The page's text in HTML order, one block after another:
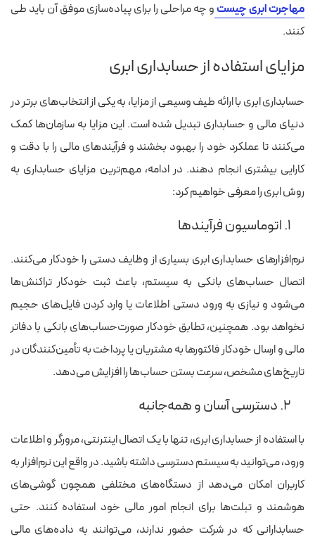
مهاجرت ابری چیستو چه مراحلی را برای پیاده‌سازی موفق آن باید طی
کنند.
مزایای استفاده از حسابداری ابری
حسابداری ابری با ارائه طیف وسیعی از مزایا، به یکی از انتخاب‌های برتر در
دنیای مالی و حسابداری تبدیل شده است. این مزایا به سازمان‌ها کمک
می‌کنند تا عملکرد خود را بهبود بخشند و فرآیندهای مالی را با دقت و
کارایی بیشتری انجام دهند. در ادامه، مهم‌ترین مزایای حسابداری به
روش ابری را معرفی خواهیم کرد:
۱. اتوماسیون فرآیندها
نرم‌افزارهای حسابداری ابری بسیاری از وظایف دستی را خودکار می‌کنند.
اتصال حساب‌های بانکی به سیستم، باعث ثبت خودکار تراکنش‌ها
می‌شود و نیازی به ورود دستی اطلاعات یا وارد کردن فایل‌های حجیم
نخواهد بود. همچنین، تطابق خودکار صورت‌حساب‌های بانکی با دفاتر
مالی و ارسال خودکار فاکتورها به مشتریان یا پرداخت به تأمین‌کنندگان در
تاریخ‌های مشخص، سرعت بستن حساب‌ها را افزایش می‌دهد.
۲. دسترسی آسان و همه‌جانبه
با استفاده از حسابداری ابری، تنها با یک اتصال اینترنتی، مرورگر و اطلاعات
ورود، می‌توانید به سیستم دسترسی داشته باشید. در واقع این نرم‌افزار به
کاربران امکان می‌دهد از دستگاه‌های مختلفی همچون گوشی‌های
هوشمند و تبلت‌ها برای انجام امور مالی خود استفاده کنند. حتی
حسابدارانی که در شرکت حضور ندارند، می‌توانند به داده‌های مالی